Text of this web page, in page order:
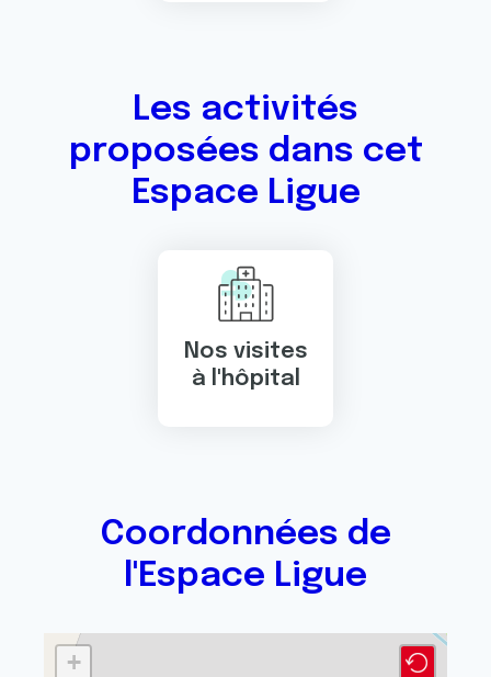
Les activités
proposées dans cet
Espace Ligue
Nos visites
à l'hôpital
Coordonnées de
l'Espace Ligue
+